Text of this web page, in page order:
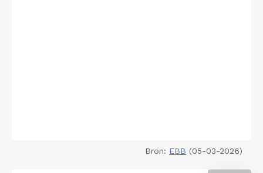
Bron: EBB (05-03-2026)